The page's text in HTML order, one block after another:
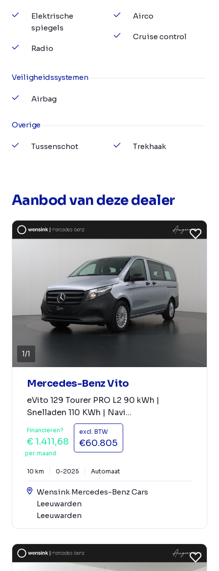
Elektrische
spiegels
Radio
Airco
Cruise control
Veiligheidssystemen
Airbag
Overige
Tussenschot Trekhaak
Aanbod van deze dealer
1/1
Mercedes-Benz Vito
eVito 129 Tourer PRO L2 90 kWh |
Snelladen 110 KWh | Navi...
Financieren?
€ 1.411,68
per maand
excl. BTW
€60.805
10 km 0-2025 Automaat
Wensink Mercedes-Benz Cars
Leeuwarden
Leeuwarden